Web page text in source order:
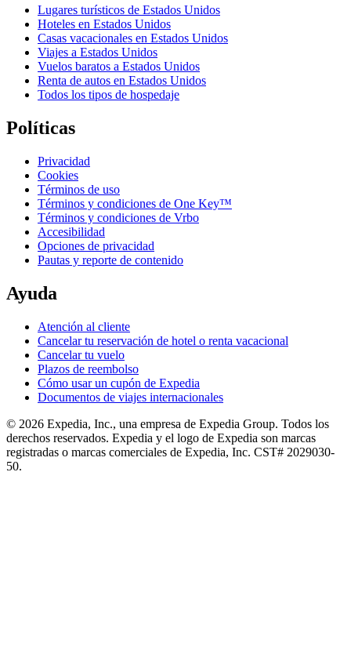
Lugares turísticos de Estados Unidos
Hoteles en Estados Unidos
Casas vacacionales en Estados Unidos
Viajes a Estados Unidos
Vuelos baratos a Estados Unidos
Renta de autos en Estados Unidos
Todos los tipos de hospedaje
Políticas
Privacidad
Cookies
Términos de uso
Términos y condiciones de One Key™
Términos y condiciones de Vrbo
Accesibilidad
Opciones de privacidad
Pautas y reporte de contenido
Ayuda
Atención al cliente
Cancelar tu reservación de hotel o renta vacacional
Cancelar tu vuelo
Plazos de reembolso
Cómo usar un cupón de Expedia
Documentos de viajes internacionales
© 2026 Expedia, Inc., una empresa de Expedia Group. Todos los
derechos reservados. Expedia y el logo de Expedia son marcas
registradas o marcas comerciales de Expedia, Inc. CST# 2029030-
50.